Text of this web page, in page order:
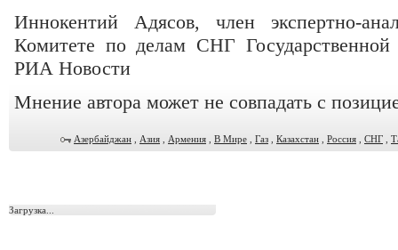
Иннокентий Адясов, член экспертно-
Комитете по делам СНГ
РИА Новости
Мнение автора может не совпадать с
Азербайджан Азия Армения В Мире Газ Казахстан Россия СНГ
Загрузка...